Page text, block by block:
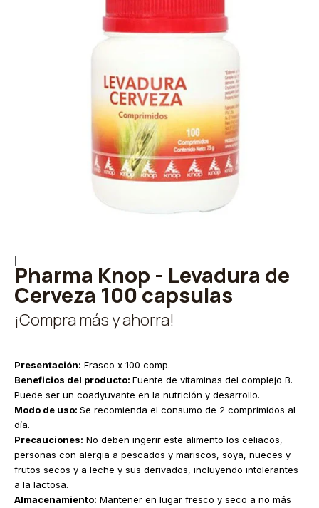
Pharma Knop - Levadura de
Cerveza 100 capsulas
¡Compra más y ahorra!
Presentación: Frasco x 100 comp.
Beneficios del producto: Fuente de vitaminas del complejo B.
Puede ser un coadyuvante en la nutrición y desarrollo.
Modo de uso: Se recomienda el consumo de 2 comprimidos al
día.
Precauciones: No deben ingerir este alimento los celiacos,
personas con alergia a pescados y mariscos, soya, nueces y
frutos secos y a leche y sus derivados, incluyendo intolerantes
a la lactosa.
Almacenamiento: Mantener en lugar fresco y seco a no más